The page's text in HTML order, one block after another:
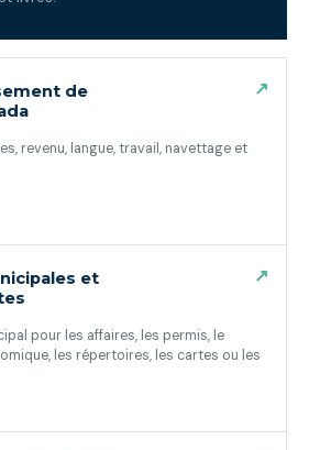
de
revenu, langue, travail, navettage et
↗
et
pour les affaires, les permis, le
les répertoires, les cartes ou les
↗